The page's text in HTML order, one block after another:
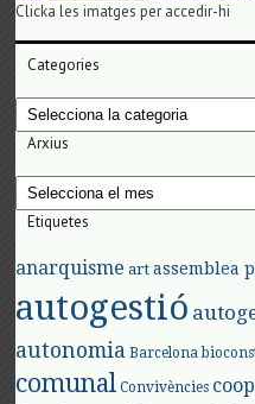
Clicka les imatges per accedir-hi
Categories
Categories
Arxius
Arxius
Etiquetes
anarquisme art assemblea
autogestió
autonomia Barcelona
comunal Convivències